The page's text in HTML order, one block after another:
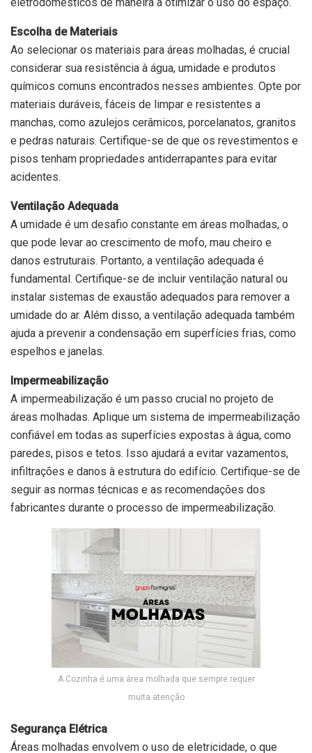
Escolha de Materiais
Ao selecionar os materiais para áreas molhadas, é crucial
considerar sua resistência à água, umidade e produtos
químicos comuns encontrados nesses ambientes. Opte por
materiais duráveis, fáceis de limpar e resistentes a
manchas, como azulejos cerâmicos, porcelanatos, granitos
e pedras naturais. Certifique-se de que os revestimentos e
pisos tenham propriedades antiderrapantes para evitar
acidentes.
Ventilação Adequada
A umidade é um desafio constante em áreas molhadas, o
que pode levar ao crescimento de mofo, mau cheiro e
danos estruturais. Portanto, a ventilação adequada é
fundamental. Certifique-se de incluir ventilação natural ou
instalar sistemas de exaustão adequados para remover a
umidade do ar. Além disso, a ventilação adequada também
ajuda a prevenir a condensação em superfícies frias, como
espelhos e janelas.
Impermeabilização
A impermeabilização é um passo crucial no projeto de
áreas molhadas. Aplique um sistema de impermeabilização
confiável em todas as superfícies expostas à água, como
paredes, pisos e tetos. Isso ajudará a evitar vazamentos,
infiltrações e danos à estrutura do edifício. Certifique-se de
seguir as normas técnicas e as recomendações dos
fabricantes durante o processo de impermeabilização.
A Cozinha é uma área molhada que sempre requer
muita atenção
Segurança Elétrica
Áreas molhadas envolvem o uso de eletricidade, o que